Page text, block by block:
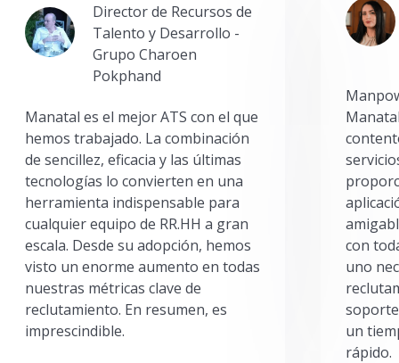
Director de Recursos de
Talento y Desarrollo -
Grupo Charoen
Pokphand
Manatal es el mejor ATS con el que
hemos trabajado. La combinación
de sencillez, eficacia y las últimas
tecnologías lo convierten en una
herramienta indispensable para
cualquier equipo de RR.HH a gran
escala. Desde su adopción, hemos
visto un enorme aumento en todas
nuestras métricas clave de
reclutamiento. En resumen, es
imprescindible.
con
uno
un
rápido.